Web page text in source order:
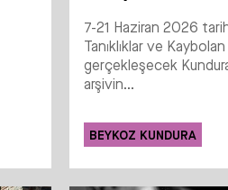
7-21 Haziran 2026
Tanıklıklar ve
gerçekleşecek
arşivin...
BEYKOZ KUNDURA